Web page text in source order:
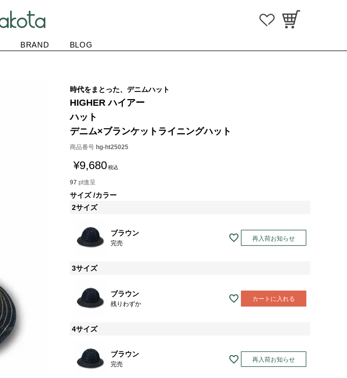
BRAND BLOG
時代をまとった、デニムハット
HIGHER ハイアー
ハット
デニム×ブランケットライニングハット
商品番号 hg-ht25025
¥9,680税込
97 pt進呈
サイズ カラー
2サイズ
ブラウン
完売
再入荷お知らせ
3サイズ
ブラウン
残りわずか
カートに入れる
4サイズ
ブラウン
完売
再入荷お知らせ